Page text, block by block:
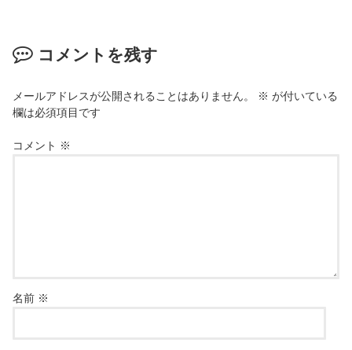
コメントを残す
メールアドレスが公開されることはありません。 ※ が付いている
欄は必須項目です
コメント ※
名前 ※